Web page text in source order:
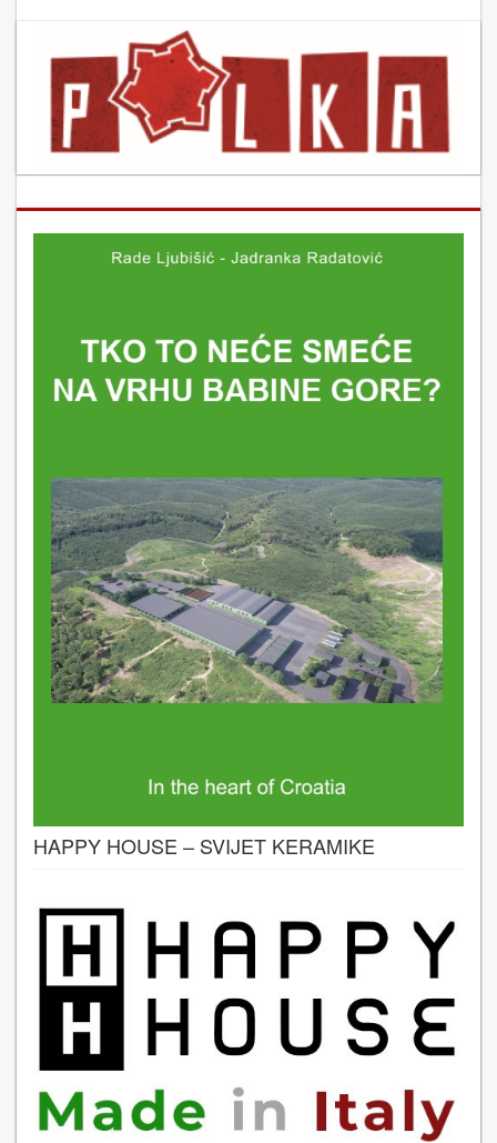
HAPPY HOUSE – SVIJET KERAMIKE